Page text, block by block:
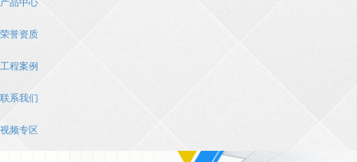
荣誉资质
工程案例
联系我们
视频专区